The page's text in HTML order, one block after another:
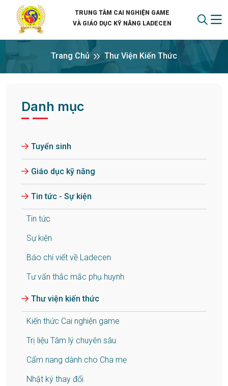
TRUNG TÂM CAI NGHIỆN GAME
VÀ GIÁO DỤC KỸ NĂNG LADECEN
Trang Chủ Thư Viện Kiến Thức
Danh mục
Tuyển sinh
Giáo dục kỹ năng
Tin tức - Sự kiện
Tin tức
Sự kiện
Báo chí viết về Ladecen
Tư vấn thắc mắc phụ huynh
Thư viện kiến thức
Kiến thức Cai nghiện game
Trị liệu Tâm lý chuyên sâu
Cẩm nang dành cho Cha mẹ
Nhật ký thay đổi